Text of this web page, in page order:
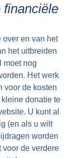
opstaan,
niets
we liggen
ik als
en ik
in orde
en naar
het
en
– Prins
en
Het
de
was
zijn
Baukje,
Heel fijn
spannende
financiële
over en van het
het uitbreiden
moet nog
Het werk
voor de kosten
donatie te
U kunt al
(en als u wilt
worden
voor de verdere